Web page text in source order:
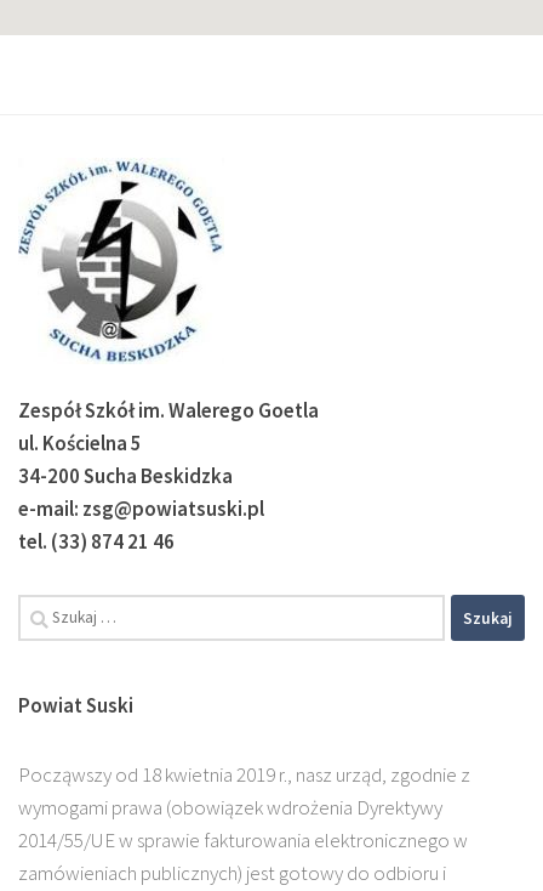
Zespół Szkół im. Walerego Goetla
ul. Kościelna 5
34-200 Sucha Beskidzka
e-mail: zsg@powiatsuski.pl
tel. (33) 874 21 46
Powiat Suski
Począwszy od 18 kwietnia 2019 r., nasz urząd, zgodnie z
wymogami prawa (obowiązek wdrożenia Dyrektywy
2014/55/UE w sprawie fakturowania elektronicznego w
zamówieniach publicznych) jest gotowy do odbioru i